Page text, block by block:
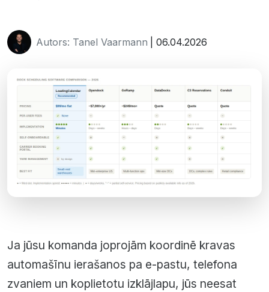
Autors: Tanel Vaarmann | 06.04.2026
Ja jūsu komanda joprojām koordinē kravas
automašīnu ierašanos pa e-pastu, telefona
zvaniem un koplietotu izklājlapu, jūs neesat